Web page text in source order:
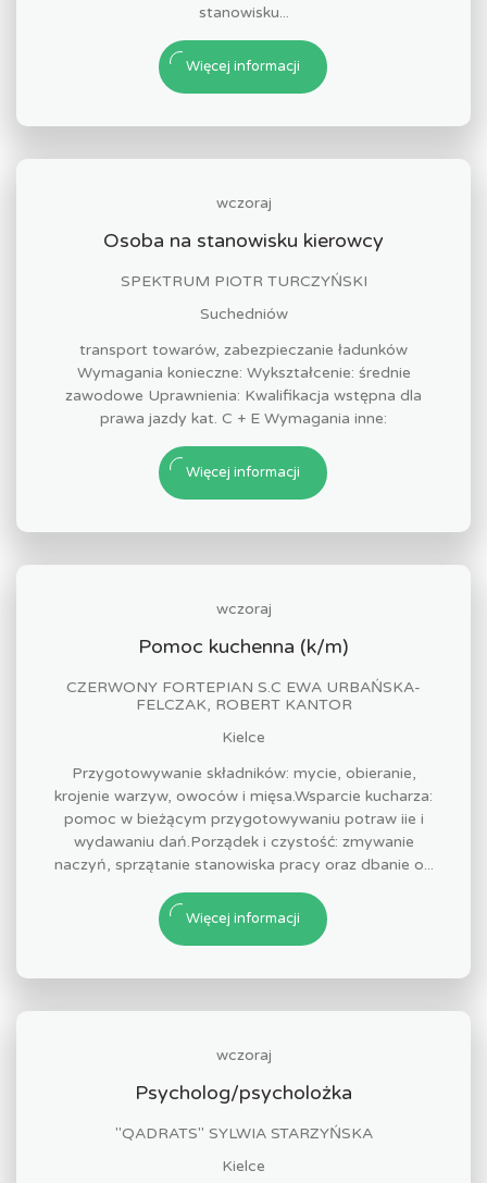
stanowisku...
Więcej informacji
wczoraj
Osoba na stanowisku kierowcy
SPEKTRUM PIOTR TURCZYŃSKI
Suchedniów
transport towarów, zabezpieczanie ładunków
Wymagania konieczne: Wykształcenie: średnie
zawodowe Uprawnienia: Kwalifikacja wstępna dla
prawa jazdy kat. C + E Wymagania inne:
Więcej informacji
wczoraj
Pomoc kuchenna (k/m)
CZERWONY FORTEPIAN S.C EWA URBAŃSKA-
FELCZAK, ROBERT KANTOR
Kielce
Przygotowywanie składników: mycie, obieranie,
krojenie warzyw, owoców i mięsa.Wsparcie kucharza:
pomoc w bieżącym przygotowywaniu potraw iie i
wydawaniu dań.Porządek i czystość: zmywanie
naczyń, sprzątanie stanowiska pracy oraz dbanie o...
Więcej informacji
wczoraj
Psycholog/psycholożka
"QADRATS" SYLWIA STARZYŃSKA
Kielce